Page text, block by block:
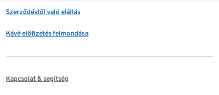
Szerződéstől való elállás
Kávé előfizetés felmondása
Kapcsolat & segítség